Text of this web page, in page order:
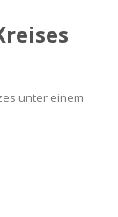
unter einem